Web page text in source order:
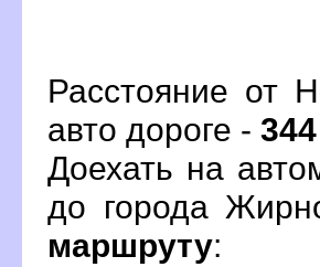
Расстояние от
авто дороге -
Доехать на
до города
маршруту: